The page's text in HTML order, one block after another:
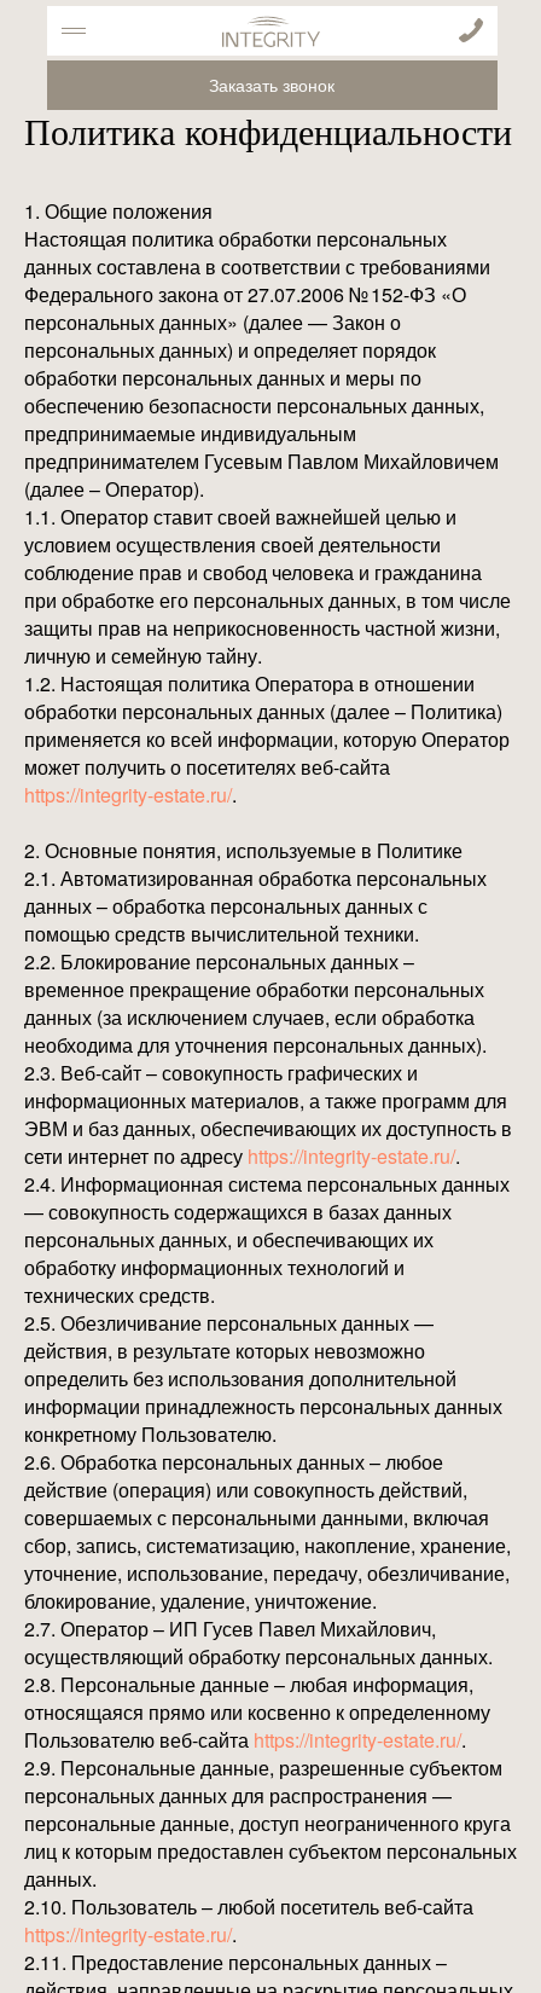
Заказать звонок
Политика конфиденциальности
1. Общие положения
Настоящая политика обработки персональных
данных составлена в соответствии с требованиями
Федерального закона от 27.07.2006 № 152-ФЗ «О
персональных данных» (далее — Закон о
персональных данных) и определяет порядок
обработки персональных данных и меры по
обеспечению безопасности персональных данных,
предпринимаемые индивидуальным
предпринимателем Гусевым Павлом Михайловичем
(далее – Оператор).
1.1. Оператор ставит своей важнейшей целью и
условием осуществления своей деятельности
соблюдение прав и свобод человека и гражданина
при обработке его персональных данных, в том числе
защиты прав на неприкосновенность частной жизни,
личную и семейную тайну.
1.2. Настоящая политика Оператора в отношении
обработки персональных данных (далее – Политика)
применяется ко всей информации, которую Оператор
может получить о посетителях веб-сайта
https://integrity-estate.ru/.
2. Основные понятия, используемые в Политике
2.1. Автоматизированная обработка персональных
данных – обработка персональных данных с
помощью средств вычислительной техники.
2.2. Блокирование персональных данных –
временное прекращение обработки персональных
данных (за исключением случаев, если обработка
необходима для уточнения персональных данных).
2.3. Веб-сайт – совокупность графических и
информационных материалов, а также программ для
ЭВМ и баз данных, обеспечивающих их доступность в
сети интернет по адресу https://integrity-estate.ru/.
2.4. Информационная система персональных данных
— совокупность содержащихся в базах данных
персональных данных, и обеспечивающих их
обработку информационных технологий и
технических средств.
2.5. Обезличивание персональных данных —
действия, в результате которых невозможно
определить без использования дополнительной
информации принадлежность персональных данных
конкретному Пользователю.
2.6. Обработка персональных данных – любое
действие (операция) или совокупность действий,
совершаемых с персональными данными, включая
сбор, запись, систематизацию, накопление, хранение,
уточнение, использование, передачу, обезличивание,
блокирование, удаление, уничтожение.
2.7. Оператор – ИП Гусев Павел Михайлович,
осуществляющий обработку персональных данных.
2.8. Персональные данные – любая информация,
относящаяся прямо или косвенно к определенному
Пользователю веб-сайта https://integrity-estate.ru/.
2.9. Персональные данные, разрешенные субъектом
персональных данных для распространения —
персональные данные, доступ неограниченного круга
лиц к которым предоставлен субъектом персональных
данных.
2.10. Пользователь – любой посетитель веб-сайта
https://integrity-estate.ru/.
2.11. Предоставление персональных данных –